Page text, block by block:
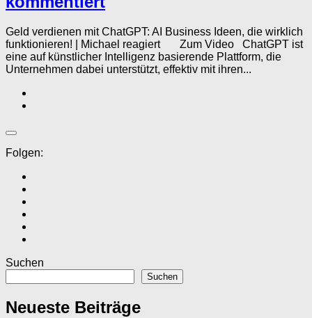
Geld verdienen mit ChatGPT: AI Business Ideen, die wirklich
funktionieren! | Michael reagiert Zum Video ChatGPT ist
eine auf künstlicher Intelligenz basierende Plattform, die
Unternehmen dabei unterstützt, effektiv mit ihren...
Folgen:
Suchen
Suchen
Neueste Beiträge